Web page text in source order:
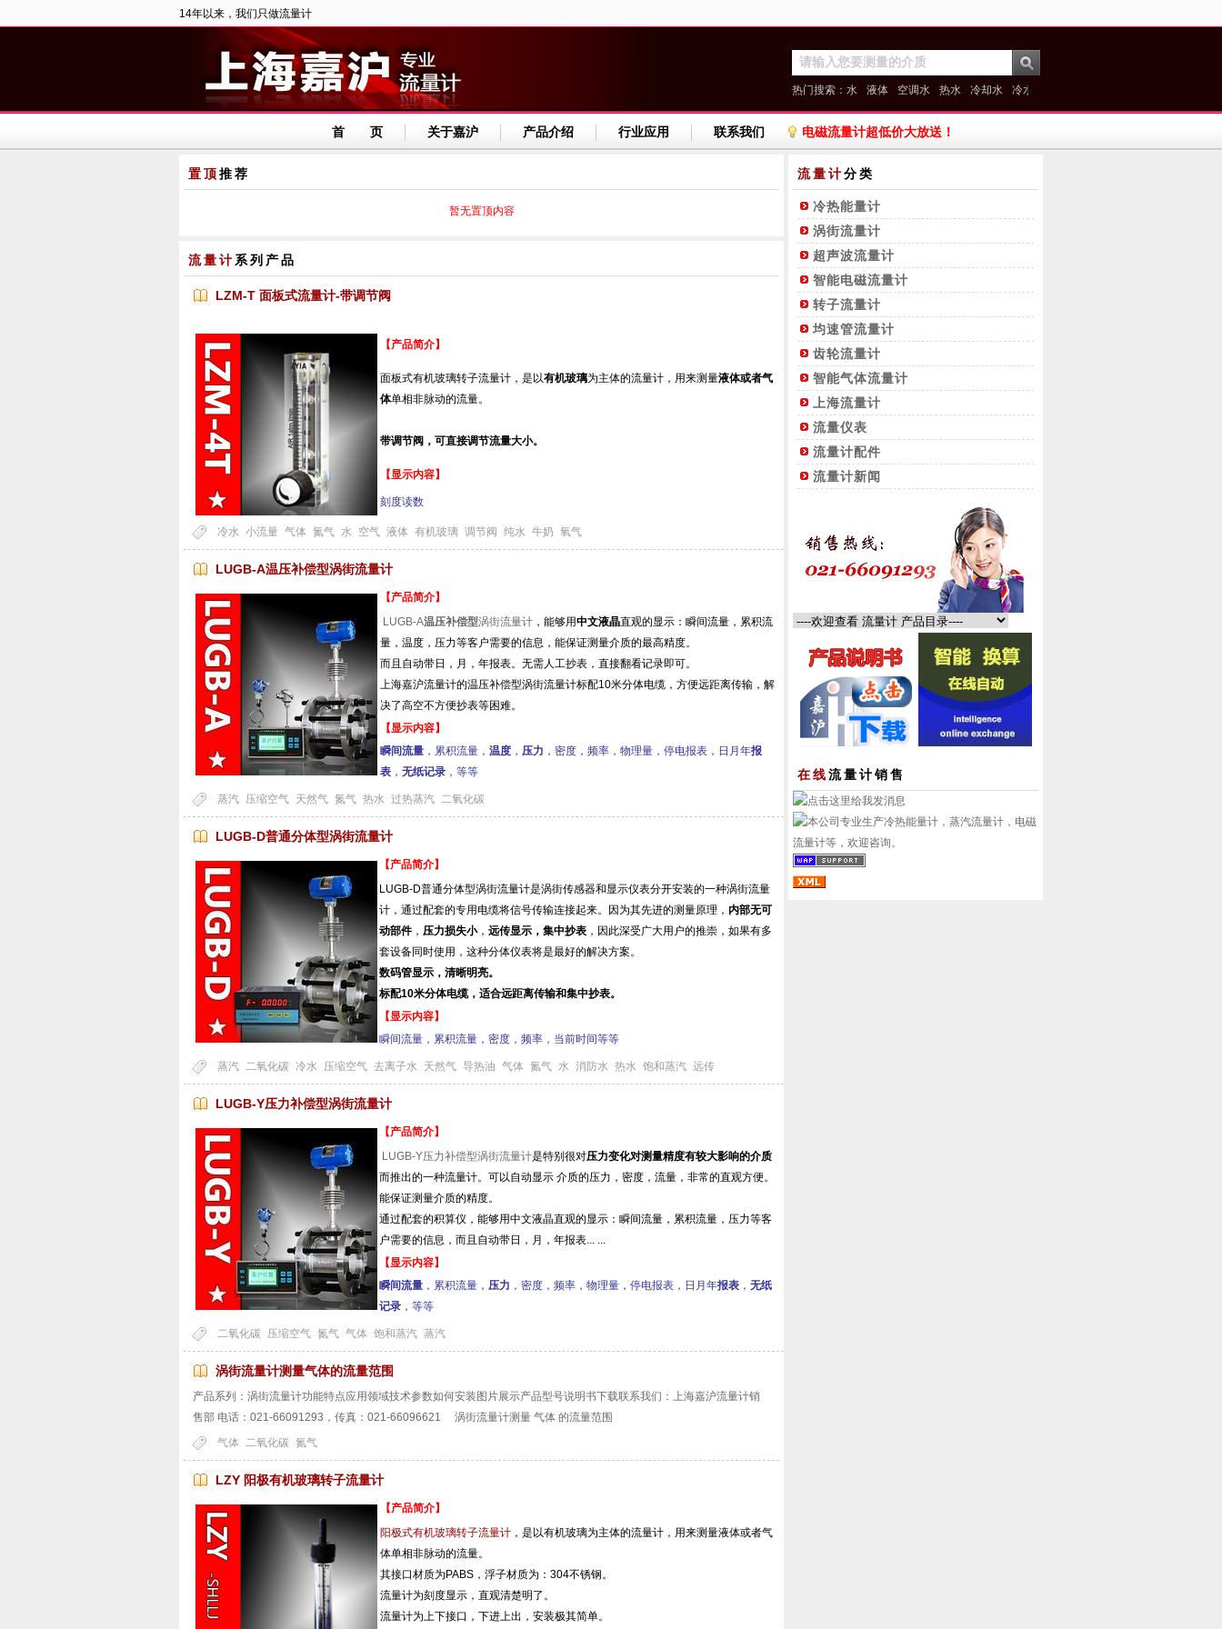
14年以来，我们只做流量计
热门搜索： 水 液体 空调水 热水 冷却水 冷水
首 页 关于嘉沪 产品介绍 行业应用 联系我们 电磁流量计超低价大放送！
置顶推荐
暂无置顶内容
流量计 系列产品
LZM-T 面板式流量计-带调节阀
【产品简介】
面板式有机玻璃转子流量计，是以有机玻璃为主体的流量计，用来测量液体或者气
体单相非脉动的流量。
带调节阀，可直接调节流量大小。
【显示内容】
刻度读数
冷水 小流量 气体 氮气 水 空气 液体 有机玻璃 调节阀 纯水 牛奶 氧气
LUGB-A温压补偿型涡街流量计
【产品简介】
LUGB-A温压补偿型涡街流量计 ，能够用中文液晶直观的显示：瞬间流量，累积流
量，温度，压力等客户需要的信息，能保证测量介质的最高精度。
而且自动带日，月，年报表。无需人工抄表，直接翻看记录即可。
上海嘉沪流量计的温压补偿型涡街流量计标配10米分体电缆，方便远距离传输，解
决了高空不方便抄表等困难。
【显示内容】
瞬间流量 ，累积流量， 温度 ， 压力 ，密度，频率，物理量，停电报表，日月年报
表 ， 无纸记录 ，等等
蒸汽 压缩空气 天然气 氮气 热水 过热蒸汽 二氧化碳
LUGB-D普通分体型涡街流量计
【产品简介】
LUGB-D普通分体型涡街流量计是涡街传感器和显示仪表分开安装的一种涡街流量
计，通过配套的专用电缆将信号传输连接起来。因为其先进的测量原理， 内部无可
动部件， 压力损失小， 远传显示，集中抄表 ，因此深受广大用户的推崇，如果有多
套设备同时使用，这种分体仪表将是最好的解决方案。
数码管显示，清晰明亮。
标配10米分体电缆，适合远距离传输和集中抄表。
【显示内容】
瞬间流量，累积流量，密度，频率，当前时间等等
蒸汽 二氧化碳 冷水 压缩空气 去离子水 天然气 导热油 气体 氮气 水 消防水 热水 饱和蒸汽 远传
LUGB-Y压力补偿型涡街流量计
【产品简介】
LUGB-Y压力补偿型涡街流量计是特别很对压力变化对测量精度有较大影响的介质
而推出的一种流量计。可以自动显示 介质的压力，密度，流量，非常的直观方便。
能保证测量介质的精度。
通过配套的积算仪，能够用中文液晶直观的显示：瞬间流量，累积流量，压力等客
户需要的信息，而且自动带日，月，年报表... ...
【显示内容】
瞬间流量 ，累积流量， 压力 ，密度，频率，物理量，停电报表，日月年报表 ， 无纸
记录 ，等等
二氧化碳 压缩空气 氮气 气体 饱和蒸汽 蒸汽
涡街流量计测量气体的流量范围
产品系列：涡街流量计功能特点应用领域技术参数如何安装图片展示产品型号说明书下载联系我们：上海嘉沪流量计销
售部 电话：021-66091293，传真：021-66096621 涡街流量计测量 气体 的流量范围
气体 二氧化碳 氮气
LZY 阳极有机玻璃转子流量计
【产品简介】
阳极式有机玻璃转子流量计 ，是以有机玻璃为主体的流量计，用来测量液体或者气
体单相非脉动的流量。
其接口材质为PABS，浮子材质为：304不锈钢。
流量计为刻度显示，直观清楚明了。
流量计为上下接口，下进上出，安装极其简单。
流量计分类
冷热能量计
涡街流量计
超声波流量计
智能电磁流量计
转子流量计
均速管流量计
齿轮流量计
智能气体流量计
上海流量计
流量仪表
流量计配件
流量计新闻
在线流量计销售